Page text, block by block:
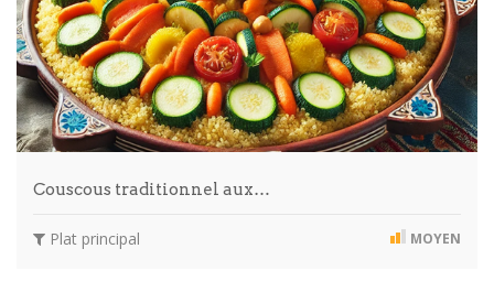
Couscous traditionnel aux…
Plat principal MOYEN